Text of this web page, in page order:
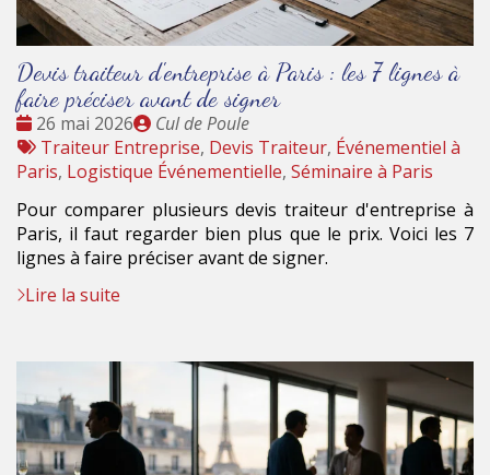
Devis traiteur d'entreprise à Paris : les 7 lignes à
faire préciser avant de signer
Date
:
26 mai 2026
Publié
par
Cul de Poule
Tags
:
Traiteur Entreprise, Devis Traiteur, Événementiel à
Paris, Logistique Événementielle, Séminaire à Paris
Pour comparer plusieurs devis traiteur d'entreprise à
Paris, il faut regarder bien plus que le prix. Voici les 7
lignes à faire préciser avant de signer.
Lire la suite